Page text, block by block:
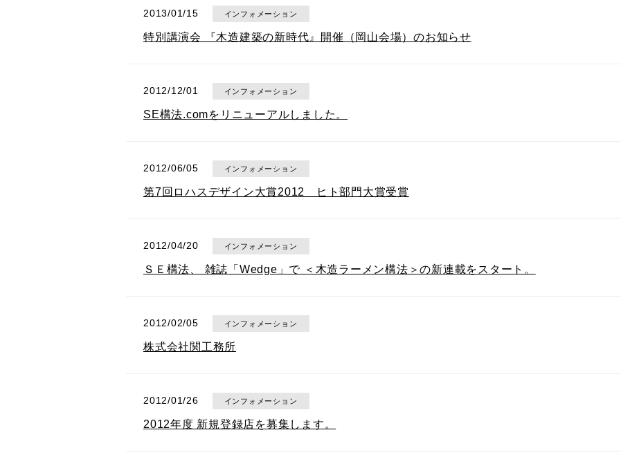
2013/01/15 インフォメーション
特別講演会 『木造建築の新時代』開催（岡山会場）のお知らせ
2012/12/01 インフォメーション
SE構法.comをリニューアルしました。
2012/06/05 インフォメーション
第7回ロハスデザイン大賞2012 ヒト部門大賞受賞
2012/04/20 インフォメーション
ＳＥ構法、 雑誌「Wedge」で ＜木造ラーメン構法＞の新連載をスタート。
2012/02/05 インフォメーション
株式会社関工務所
2012/01/26 インフォメーション
2012年度 新規登録店を募集します。